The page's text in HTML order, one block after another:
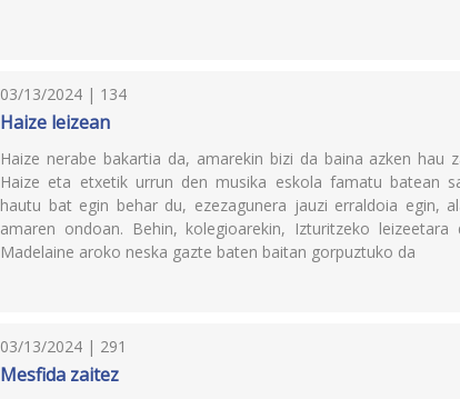
03/13/2024 | 134
Haize leizean
Haize nerabe bakartia da, amarekin bizi da baina azken hau
Haize eta etxetik urrun den musika eskola famatu batean
hautu bat egin behar du, ezezagunera jauzi erraldoia egin,
amaren ondoan. Behin, kolegioarekin, Izturitzeko
Madelaine aroko neska gazte baten baitan gorpuztuko da
03/13/2024 | 291
Mesfida zaitez